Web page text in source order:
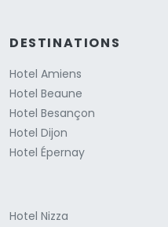
DESTINATIONS
Hotel Amiens
Hotel Beaune
Hotel Besançon
Hotel Dijon
Hotel Épernay
Hotel Nizza